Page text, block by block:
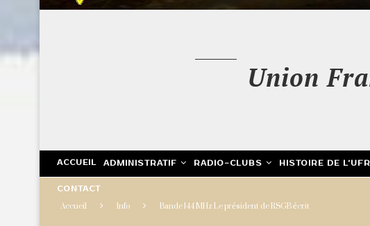
Union
ACCUEIL ADMINISTRATIF RADIO-CLUBS HISTOIRE DE
CONTACT
Accueil Info Bande 144 MHz Le président de RSGB écrit